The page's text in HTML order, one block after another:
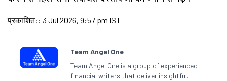
प्रकाशित: : 3 Jul 2026, 9:57 pm IST
Team Angel One
Team Angel One is a group of experienced
financial writers that deliver insightful